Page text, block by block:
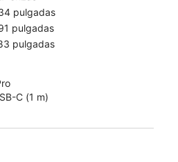
pulgadas
pulgadas
pulgadas
C (1 m)